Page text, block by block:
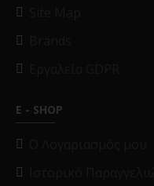
E - SHOP